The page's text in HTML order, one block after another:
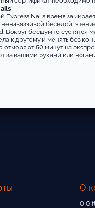
Express Nails время
беседой,
Вокруг бесшумно суетятся
к другому и менять без
отмеряют 50 минут на
за вашими руками или
О
О